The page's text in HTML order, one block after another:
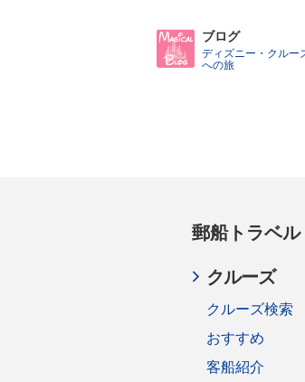
ブログ
ディズニー・クルー
への旅
郵船トラベ
クルーズ
クルーズ検索
おすすめ
客船紹介